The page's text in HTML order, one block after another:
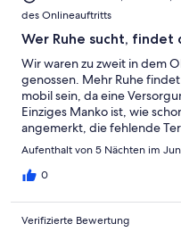
des Onlineauftritts
Wer Ruhe sucht, findet
Wir waren zu zweit in dem
genossen. Mehr Ruhe
mobil sein, da eine
Einziges Manko ist, wie
angemerkt, die fehlende
Gartenmöbel, sowie die
Aufenthalt von 5 Nächten im
0
Verifizierte Bewertung